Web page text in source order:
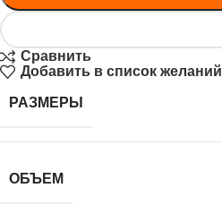
Сравнить
Добавить в список желаний
РАЗМЕРЫ
ОБЪЕМ